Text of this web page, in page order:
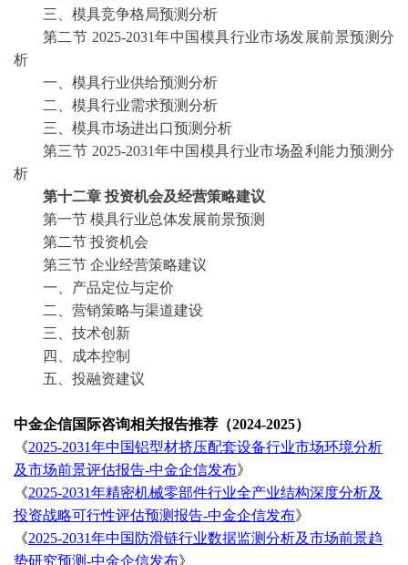
三、 模具竞争格局预测分析
第二节 2025-2031年中国 模具行业市场发展前景预测分
析
一、 模具行业供给预测分析
二、 模具行业需求预测分析
三、 模具市场进出口预测分析
第三节 2025-2031年中国 模具行业市场盈利能力预测分
析
第十二章 投资机会及经营策略建议
第一节 模具行业总体发展前景预测
第二节 投资机会
第三节 企业经营策略建议
一、产品定位与定价
二、营销策略与渠道建设
三、技术创新
四、成本控制
五、投融资建议
中金企信国际咨询相关报告推荐（2024-2025）
《2025-2031年中国铝型材挤压配套设备行业市场环境分析
及市场前景评估报告-中金企信发布》
《2025-2031年精密机械零部件行业全产业结构深度分析及
投资战略可行性评估预测报告-中金企信发布》
《2025-2031年中国防滑链行业数据监测分析及市场前景趋
势研究预测-中金企信发布》